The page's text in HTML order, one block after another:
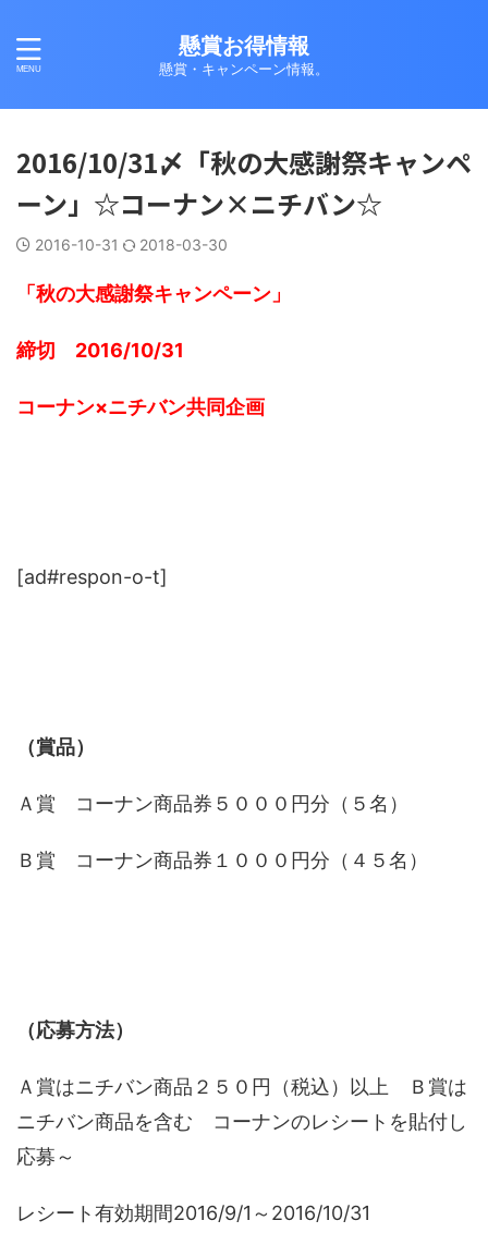
懸賞お得情報
懸賞・キャンペーン情報。
2016/10/31〆「秋の大感謝祭キャンペ
ーン」☆コーナン×ニチバン☆
2016-10-31 2018-03-30
「秋の大感謝祭キャンペーン」
締切 2016/10/31
コーナン×ニチバン共同企画
[ad#respon-o-t]
（賞品）
Ａ賞 コーナン商品券５０００円分（５名）
Ｂ賞 コーナン商品券１０００円分（４５名）
（応募方法）
Ａ賞はニチバン商品２５０円（税込）以上 Ｂ賞は
ニチバン商品を含む コーナンのレシートを貼付し
応募～
レシート有効期間2016/9/1～2016/10/31